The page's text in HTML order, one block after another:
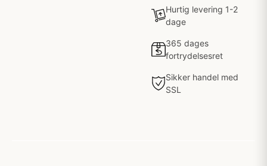
Hurtig levering 1-2
dage
365 dages
fortrydelsesret
Sikker handel med
SSL